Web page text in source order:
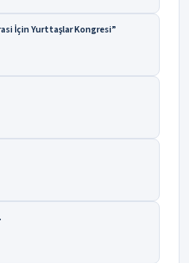
İçin Yurttaşlar Kongresi”